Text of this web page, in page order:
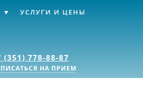
(351) 778-88-87
НА ПРИЕМ
УСЛУГИ И ЦЕНЫ